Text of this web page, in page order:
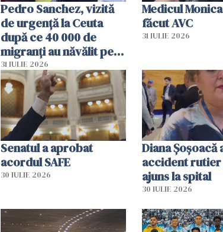
Pedro Sanchez, vizită
de urgență la Ceuta
după ce 40 000 de
migranți au năvălit pe
teritoriul spaniol: „Vom
mobiliza toate
resursele"
31 IULIE 2026
Medicul
făcut AVC
31 IULIE 2026
Senatul a aprobat
acordul SAFE
30 IULIE 2026
Diana Șoșoacă
accident rutier
ajuns la spital
30 IULIE 2026